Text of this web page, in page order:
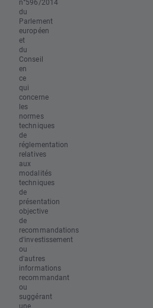
n°596/2014
du
Parlement
européen
et
du
Conseil
en
ce
qui
concerne
les
normes
techniques
de
réglementation
relatives
aux
modalités
techniques
de
présentation
objective
de
recommandations
d'investissement
ou
d'autres
informations
recommandant
ou
suggérant
une